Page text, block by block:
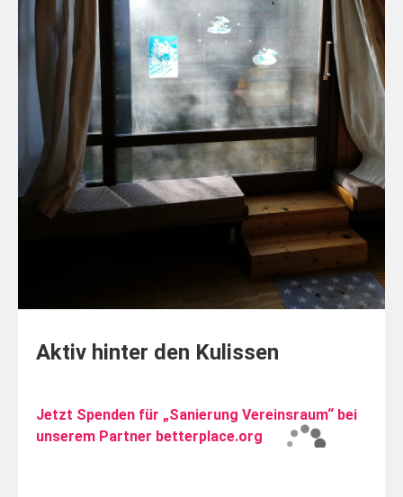
Aktiv hinter den Kulissen
Jetzt Spenden für „Sanierung Vereinsraum“ bei
unserem Partner betterplace.org